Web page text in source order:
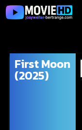
First Moon
(2025)